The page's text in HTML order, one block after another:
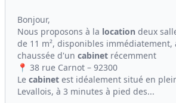
Bonjour,
Nous proposons à la location deux
de 11 m², disponibles immédiatement,
chaussée d'un cabinet récemment
📍 38 rue Carnot – 92300
Le cabinet est idéalement situé en
Levallois, à 3 minutes à pied des...